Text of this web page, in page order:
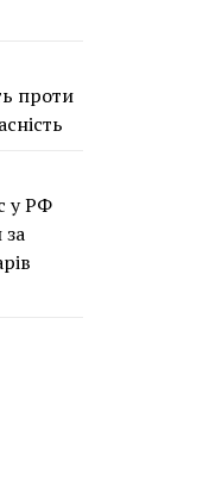
проти
у РФ
за